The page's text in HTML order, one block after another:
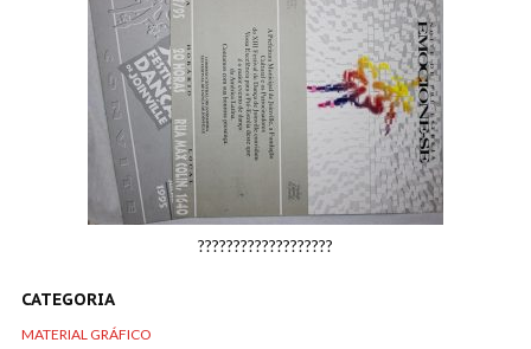
???????????????????
CATEGORIA
MATERIAL GRÁFICO